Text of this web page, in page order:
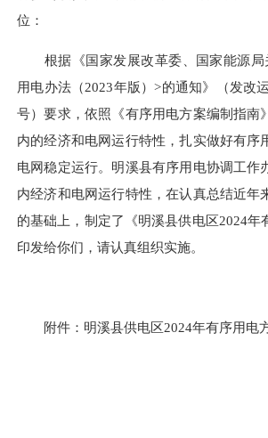
位：
根据《国家发展改革委、国家能源局
用电办法（2023年版）>的通知》（发改
号）要求，依照《有序用电方案编制指南
内的经济和电网运行特性，扎实做好有序
电网稳定运行。明溪县有序用电协调工作
内经济和电网运行特性，在认真总结近年
的基础上，制定了《明溪县供电区2024年
印发给你们，请认真组织实施。
附件：明溪县供电区2024年有序用电